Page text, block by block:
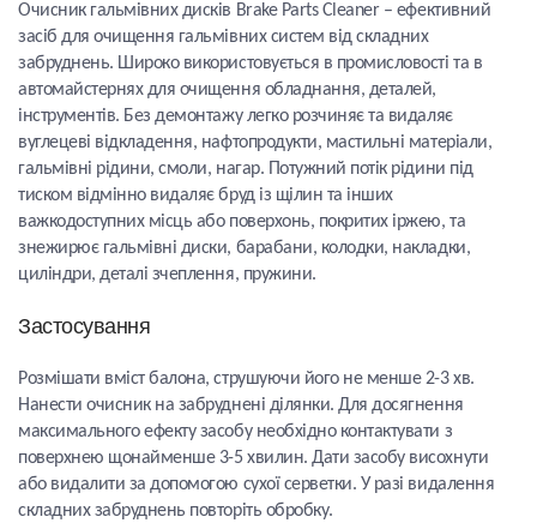
Очисник гальмівних дисків Brake Parts Cleaner – ефективний
засіб для очищення гальмівних систем від складних
забруднень. Широко використовується в промисловості та в
автомайстернях для очищення обладнання, деталей,
інструментів. Без демонтажу легко розчиняє та видаляє
вуглецеві відкладення, нафтопродукти, мастильні матеріали,
гальмівні рідини, смоли, нагар. Потужний потік рідини під
тиском відмінно видаляє бруд із щілин та інших
важкодоступних місць або поверхонь, покритих іржею, та
знежирює гальмівні диски, барабани, колодки, накладки,
циліндри, деталі зчеплення, пружини.
Застосування
Розмішати вміст балона, струшуючи його не менше 2-3 хв.
Нанести очисник на забруднені ділянки. Для досягнення
максимального ефекту засобу необхідно контактувати з
поверхнею щонайменше 3-5 хвилин. Дати засобу висохнути
або видалити за допомогою сухої серветки. У разі видалення
складних забруднень повторіть обробку.